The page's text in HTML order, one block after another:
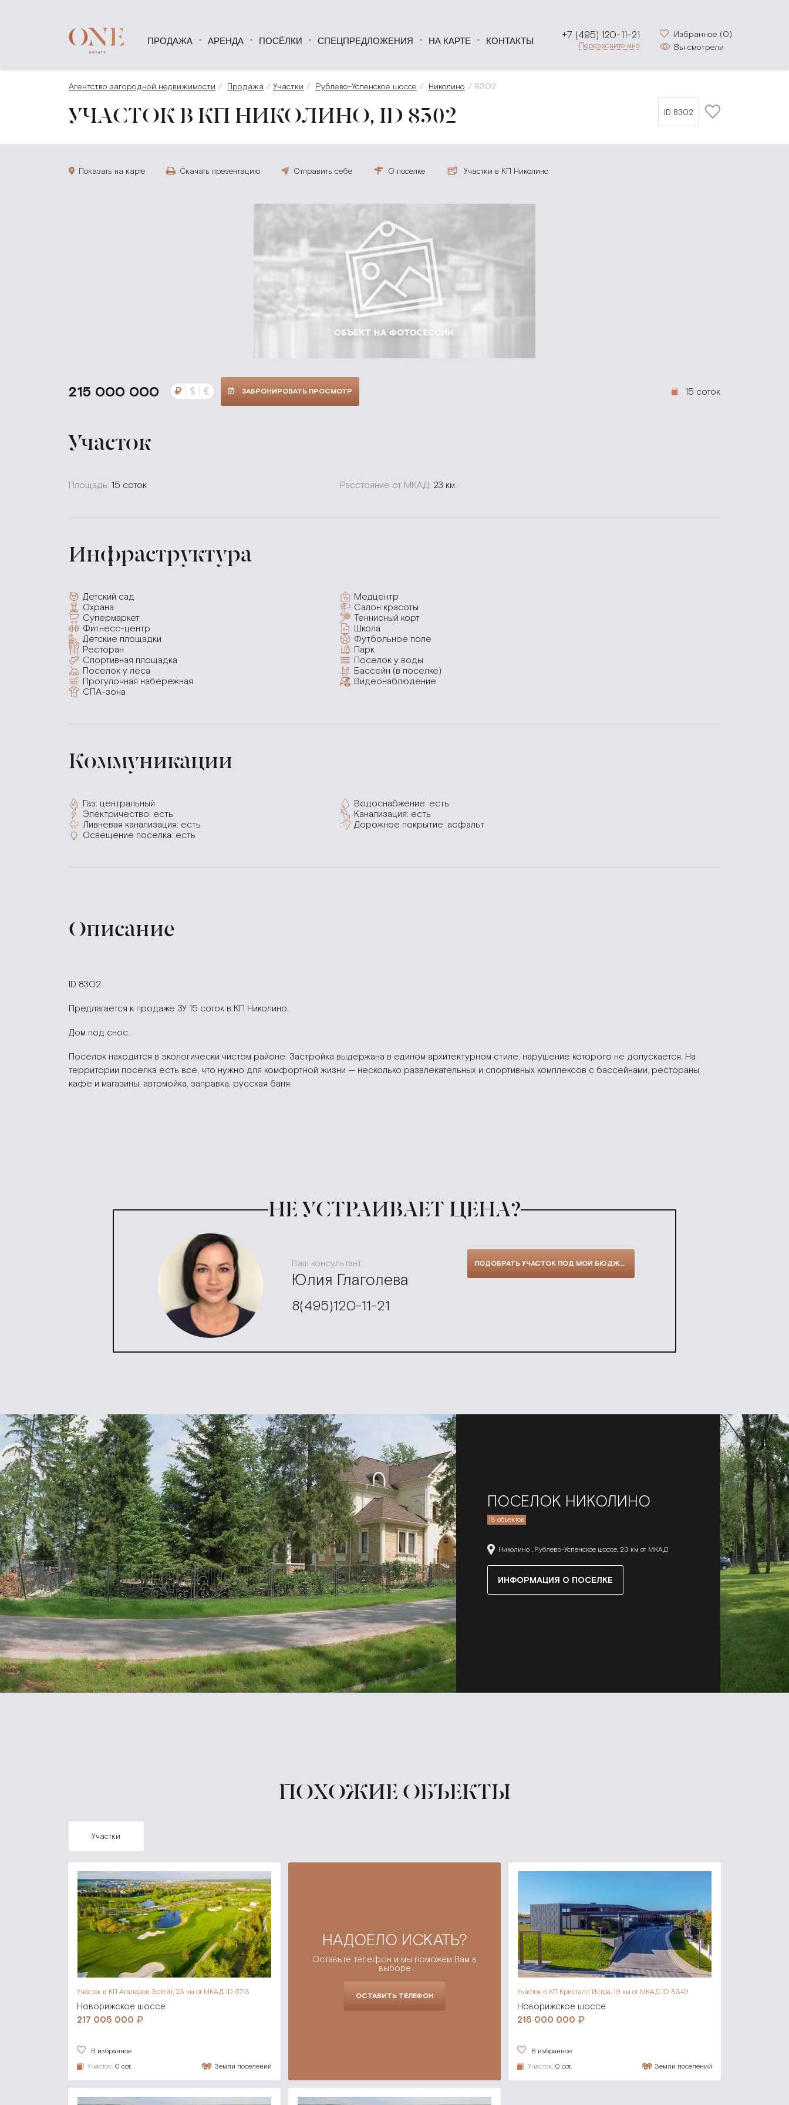
ПРОДАЖА АРЕНДА ПОСЁЛКИ СПЕЦПРЕДЛОЖЕНИЯ НА КАРТЕ КОНТАКТЫ
+7 (495) 120-11-21
Перезвоните мне
Избранное (0)
Вы смотрели
Агентство загородной недвижимости Продажа Участки Рублево-Успенское шоссе Николино 8302
УЧАСТОК В КП НИКОЛИНО, ID 8302 ID 8302
Показать на карте Скачать презентацию Отправить себе О поселке Участки в КП Николино
215 000 000 ЗАБРОНИРОВАТЬ ПРОСМОТР 15 соток
Участок
Площадь: 15 соток Расстояние от МКАД: 23 км.
Инфраструктура
Детский сад
Медцентр
Охрана
Салон красоты
Супермаркет
Теннисный корт
Фитнесс-центр
Школа
Детские площадки
Футбольное поле
Ресторан
Парк
Спортивная площадка
Поселок у воды
Поселок у леса
Бассейн (в поселке)
Прогулочная набережная
Видеонаблюдение
СПА-зона
Коммуникации
Газ: центральный
Водоснабжение: есть
Электричество: есть
Канализация: есть
Ливневая канализация: есть
Дорожное покрытие: асфальт
Освещение поселка: есть
Описание
ID 8302
Предлагается к продаже ЗУ 15 соток в КП Николино.
Дом под снос.
Поселок находится в экологически чистом районе. Застройка выдержана в едином архитектурном стиле, нарушение которого не допускается. На
территории поселка есть все, что нужно для комфортной жизни — несколько развлекательных и спортивных комплексов с бассейнами, рестораны,
кафе и магазины, автомойка, заправка, русская баня.
НЕ УСТРАИВАЕТ ЦЕНА?
Ваш консультант:
Юлия Глаголева
8(495)120-11-21
ПОДОБРАТЬ УЧАСТОК ПОД МОЙ БЮДЖЕТ
ПОСЕЛОК НИКОЛИНО
18 объектов
Николино , Рублево-Успенское шоссе, 23 км от МКАД
ИНФОРМАЦИЯ О ПОСЕЛКЕ
ПОХОЖИЕ ОБЪЕКТЫ
участки
Участок в КП Агаларов Эстейт, 23 км от МКАД, ID 6713
Новорижское шоссе
217 005 000
В избранное
Участок: 0 сот. Земли поселений
НАДОЕЛО ИСКАТЬ?
Оставьте телефон и мы поможем Вам в
выборе
ОСТАВИТЬ ТЕЛЕФОН Участок в КП Кристалл Истра,19 км от МКАД, ID 8349
Новорижское шоссе
215 000 000
В избранное
Участок: 0 сот. Земли поселений